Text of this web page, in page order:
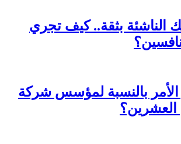
الناشئة بثقة.. كيف تجري
بالنسبة لمؤسس شركة